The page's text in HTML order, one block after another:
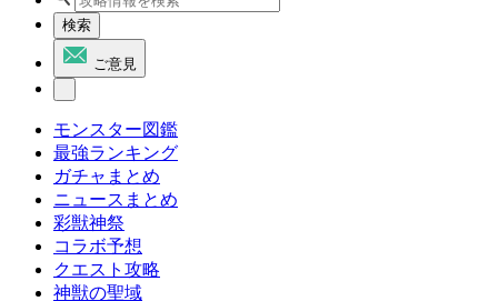
検索
ご意見
モンスター図鑑
最強ランキング
ガチャまとめ
ニュースまとめ
彩獣神祭
コラボ予想
クエスト攻略
神獣の聖域